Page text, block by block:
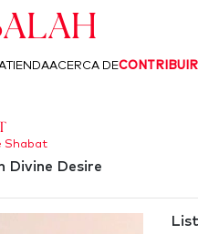
TIENDAACERCA DECONTRIBUIR
Shabat
Divine Desire